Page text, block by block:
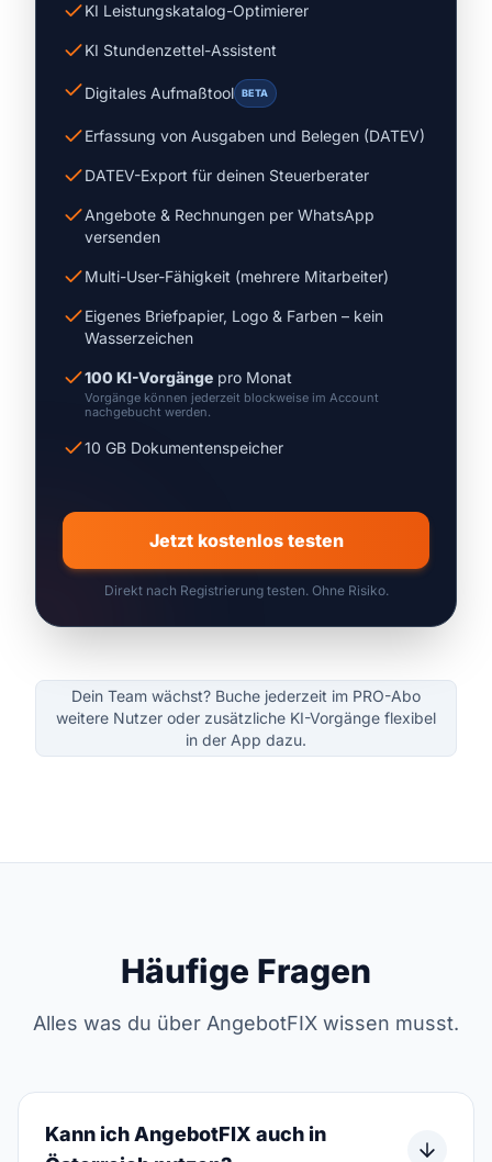
KI Leistungskatalog-Optimierer
KI Stundenzettel-Assistent
Digitales Aufmaßtool BETA
Erfassung von Ausgaben und Belegen (DATEV)
DATEV-Export für deinen Steuerberater
Angebote & Rechnungen per WhatsApp
versenden
Multi-User-Fähigkeit (mehrere Mitarbeiter)
Eigenes Briefpapier, Logo & Farben – kein
Wasserzeichen
100 KI-Vorgänge pro Monat
Vorgänge können jederzeit blockweise im Account
nachgebucht werden.
10 GB Dokumentenspeicher
Jetzt kostenlos testen
Direkt nach Registrierung testen. Ohne Risiko.
Dein Team wächst? Buche jederzeit im PRO-Abo
weitere Nutzer oder zusätzliche KI-Vorgänge flexibel
in der App dazu.
Häufige Fragen
Alles was du über AngebotFIX wissen musst.
Kann ich AngebotFIX auch in